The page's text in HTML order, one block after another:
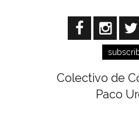
Colectivo de
Paco